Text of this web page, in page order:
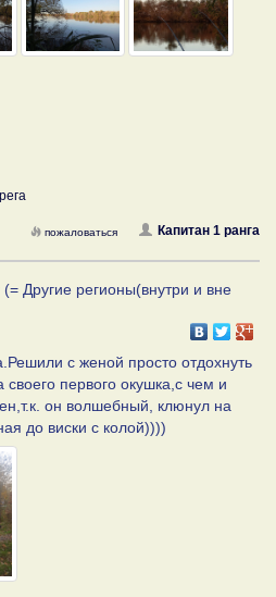
Капитан 1 ранга
пожаловаться
(= Другие регионы(внутри и вне
с женой просто отдохнуть
первого окушка,с чем и
он волшебный, клюнул на
до виски с колой))))